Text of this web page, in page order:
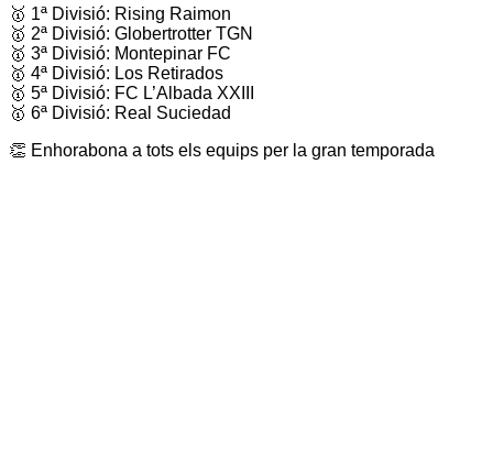
🥇 1ª Divisió: Rising Raimon
🥇 2ª Divisió: Globertrotter TGN
🥇 3ª Divisió: Montepinar FC
🥇 4ª Divisió: Los Retirados
🥇 5ª Divisió: FC L’Albada XXIII
🥇 6ª Divisió: Real Suciedad
👏 Enhorabona a tots els equips per la gran temporada